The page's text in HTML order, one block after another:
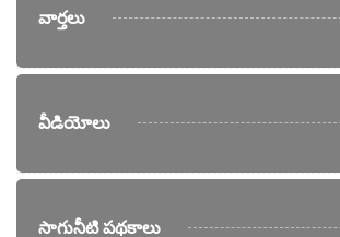
వార్తలు
వీడియోలు
సాగునీటి పథకాలు